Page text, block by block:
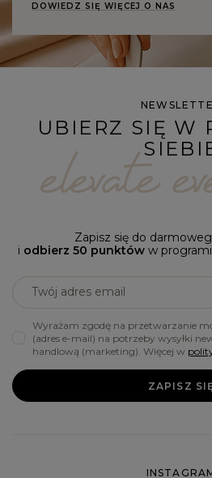
DOWIEDZ SIĘ WIĘCEJ O NAS
UBIERZ SIĘ W
Zapisz się do
i odbierz 50 punktóww
Twój adres email
Wyrażam zgodę na przetwarzanie
(adres e-mail) na potrzeby wysyłki
handlową (marketing). Więcej w
ZAPISZ